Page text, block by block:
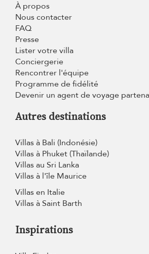
À propos
Nous contacter
FAQ
Presse
Lister votre villa
Conciergerie
Rencontrer l'équipe
Programme de fidélité
Devenir un agent de voyage
Autres destinations
Villas à Bali (Indonésie)
Villas à Phuket (Thaïlande)
Villas au Sri Lanka
Villas à l'île Maurice
Villas en Italie
Villas à Saint Barth
Inspirations